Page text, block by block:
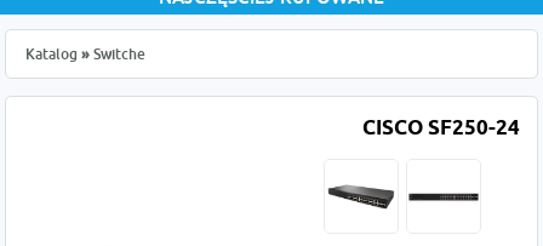
Katalog » Switche
CISCO SF250-24